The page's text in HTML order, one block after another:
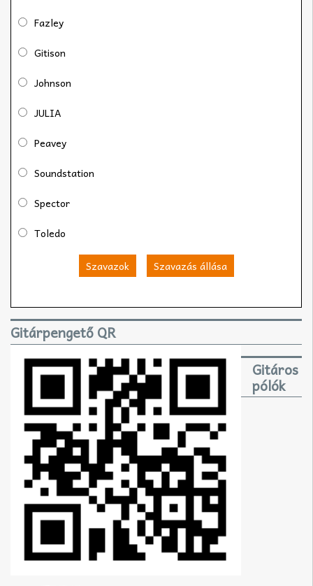
Fazley
Gitison
Johnson
JULIA
Peavey
Soundstation
Spector
Toledo
Szavazok Szavazás állása
Gitárpengető QR
Gitáros
pólók